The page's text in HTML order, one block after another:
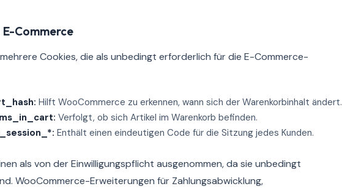
Commerce
Cookies, die als unbedingt erforderlich für die E-Commerce-
Hilft WooCommerce zu erkennen, wann sich der Warenkorbinhalt ändert.
Verfolgt, ob sich Artikel im Warenkorb befinden.
Enthält einen eindeutigen Code für die Sitzung jedes Kunden.
als von der Einwilligungspflicht ausgenommen, da sie unbedingt
WooCommerce-Erweiterungen für Zahlungsabwicklung,